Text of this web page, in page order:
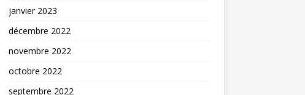
janvier 2023
décembre 2022
novembre 2022
octobre 2022
septembre 2022